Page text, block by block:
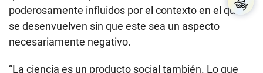
poderosamente influidos por el contexto en el que
se desenvuelven sin que este sea un aspecto
necesariamente negativo.
“La ciencia es un producto social también. Lo que